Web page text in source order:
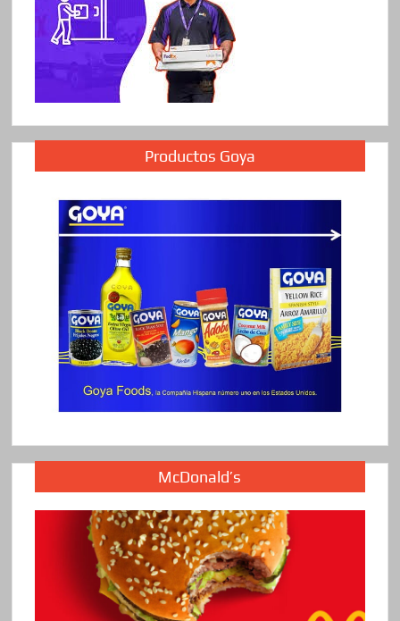
Productos Goya
McDonald’s